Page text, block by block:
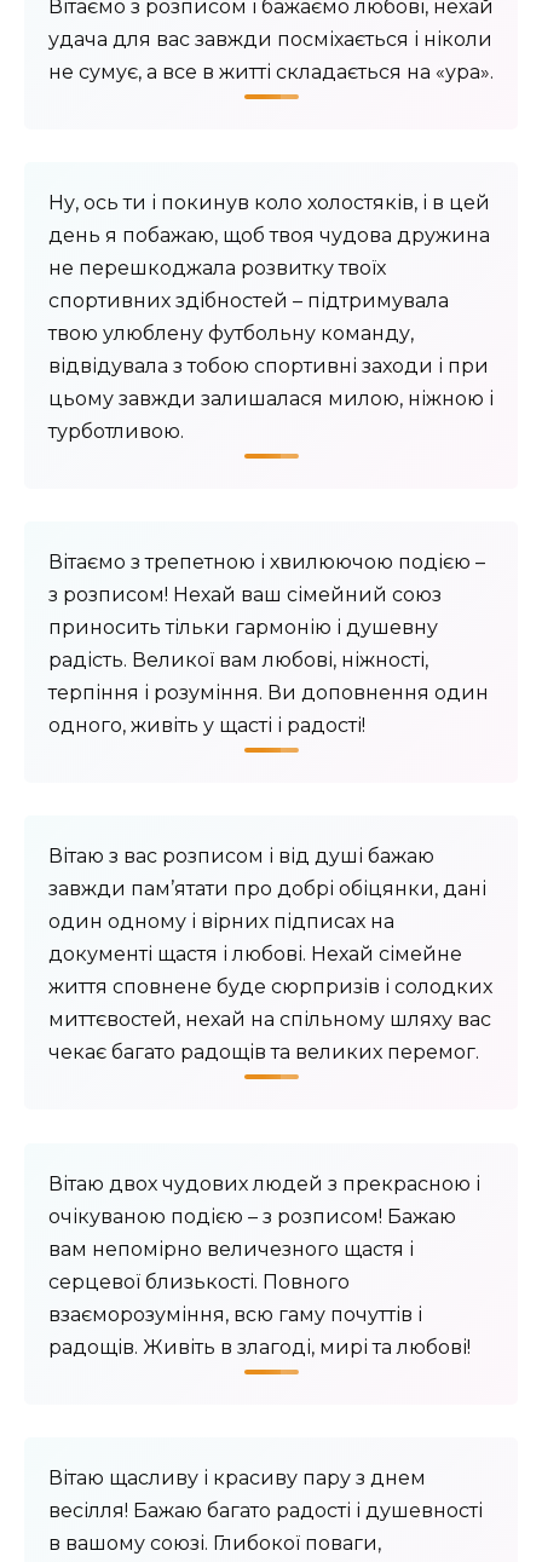
Вітаємо з розписом і бажаємо любові, нехай
удача для вас завжди посміхається і ніколи
не сумує, а все в житті складається на «ура».
Ну, ось ти і покинув коло холостяків, і в цей
день я побажаю, щоб твоя чудова дружина
не перешкоджала розвитку твоїх
спортивних здібностей – підтримувала
твою улюблену футбольну команду,
відвідувала з тобою спортивні заходи і при
цьому завжди залишалася милою, ніжною і
турботливою.
Вітаємо з трепетною і хвилюючою подією –
з розписом! Нехай ваш сімейний союз
приносить тільки гармонію і душевну
радість. Великої вам любові, ніжності,
терпіння і розуміння. Ви доповнення один
одного, живіть у щасті і радості!
Вітаю з вас розписом і від душі бажаю
завжди пам’ятати про добрі обіцянки, дані
один одному і вірних підписах на
документі щастя і любові. Нехай сімейне
життя сповнене буде сюрпризів і солодких
миттєвостей, нехай на спільному шляху вас
чекає багато радощів та великих перемог.
Вітаю двох чудових людей з прекрасною і
очікуваною подією – з розписом! Бажаю
вам непомірно величезного щастя і
серцевої близькості. Повного
взаєморозуміння, всю гаму почуттів і
радощів. Живіть в злагоді, мирі та любові!
Вітаю щасливу і красиву пару з днем ​​
весілля! Бажаю багато радості і душевності
в вашому союзі. Глибокої поваги,